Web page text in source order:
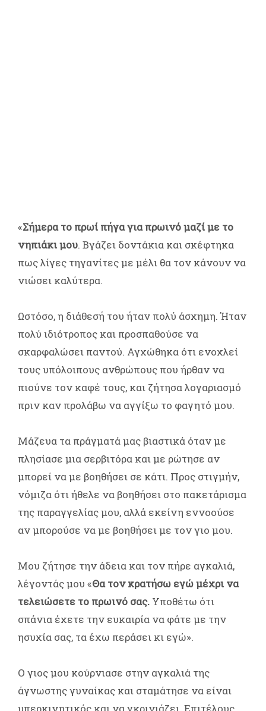
«Σήμερα το πρωί πήγα για πρωινό μαζί με το
νηπιάκι μου. Βγάζει δοντάκια και σκέφτηκα
πως λίγες τηγανίτες με μέλι θα τον κάνουν να
νιώσει καλύτερα.
Ωστόσο, η διάθεσή του ήταν πολύ άσχημη. Ήταν
πολύ ιδιότροπος και προσπαθούσε να
σκαρφαλώσει παντού. Αγχώθηκα ότι ενοχλεί
τους υπόλοιπους ανθρώπους που ήρθαν να
πιούνε τον καφέ τους, και ζήτησα λογαριασμό
πριν καν προλάβω να αγγίξω το φαγητό μου.
Μάζευα τα πράγματά μας βιαστικά όταν με
πλησίασε μια σερβιτόρα και με ρώτησε αν
μπορεί να με βοηθήσει σε κάτι. Προς στιγμήν,
νόμιζα ότι ήθελε να βοηθήσει στο πακετάρισμα
της παραγγελίας μου, αλλά εκείνη εννοούσε
αν μπορούσε να με βοηθήσει με τον γιο μου.
Μου ζήτησε την άδεια και τον πήρε αγκαλιά,
λέγοντάς μου «Θα τον κρατήσω εγώ μέχρι να
τελειώσετε το πρωινό σας. Υποθέτω ότι
σπάνια έχετε την ευκαιρία να φάτε με την
ησυχία σας, τα έχω περάσει κι εγώ».
Ο γιος μου κούρνιασε στην αγκαλιά της
άγνωστης γυναίκας και σταμάτησε να είναι
υπερκινητικός και να γκρινιάζει. Επιτέλους